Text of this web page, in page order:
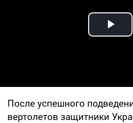
После успешного
вертолетов защитники